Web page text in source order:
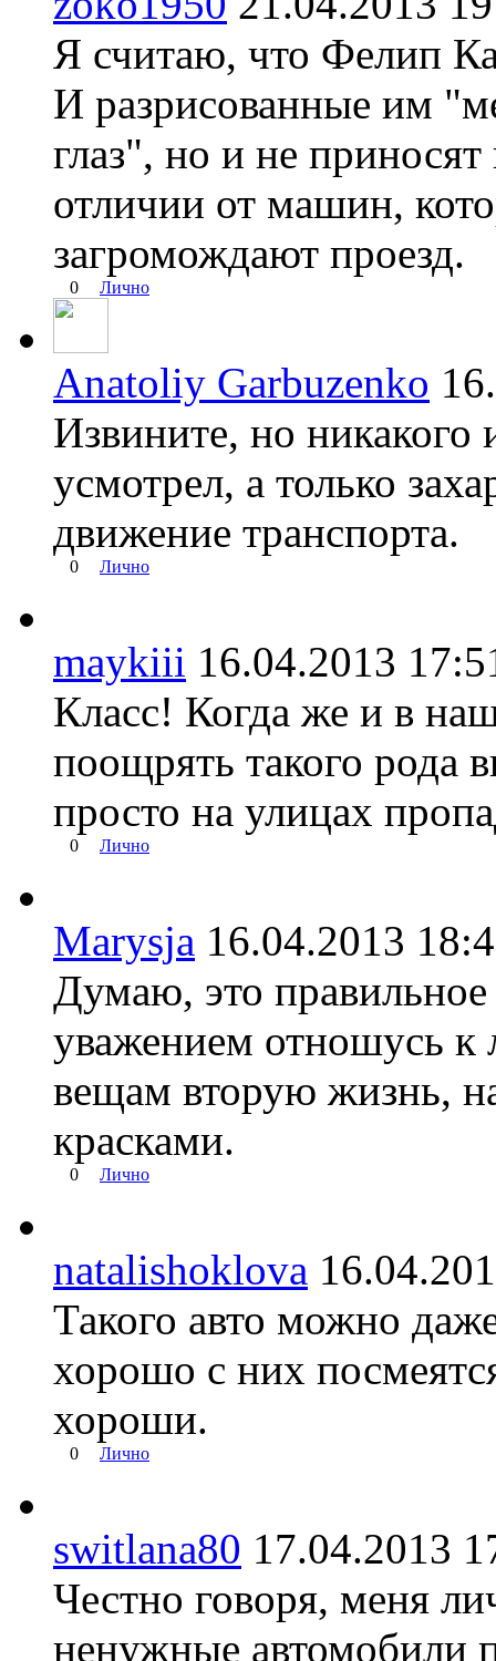
Я считаю, что Фелип
И разрисованные им
глаз", но и не
отличии от машин,
загромождают проезд.
0 Лично
Anatoliy Garbuzenko
Извините, но никакого
усмотрел, а только
движение транспорта.
0 Лично
maykiii 16.04.2013
Класс! Когда же и в
поощрять такого рода
просто на улицах
0 Лично
Marysja 16.04.2013
Думаю, это
уважением отношусь
вещам вторую жизнь,
красками.
0 Лично
natalishoklova
Такого авто можно
хорошо с них
хороши.
0 Лично
switlana80 17.04.2013
Честно говоря, меня
ненужные автомобили